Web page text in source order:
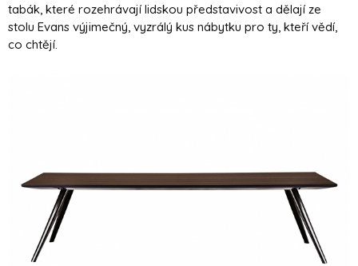
tabák, které rozehrávají lidskou představivost a dělají ze
stolu Evans výjimečný, vyzrálý kus nábytku pro ty, kteří vědí,
co chtějí.